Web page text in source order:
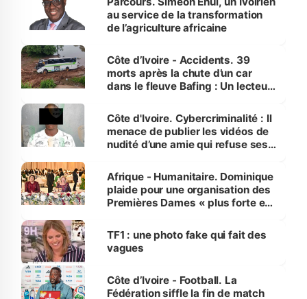
au service de la transformation
de l’agriculture africaine
Côte d’Ivoire - Accidents. 39
morts après la chute d’un car
dans le fleuve Bafing : Un lecteur
des Transports
Côte d'Ivoire. Cybercriminalité : Il
menace de publier les vidéos de
nudité d’une amie qui refuse ses
Afrique - Humanitaire. Dominique
plaide pour une organisation des
Premières Dames « plus forte et
sur la scène internationale »
TF1 : une photo fake qui fait des
vagues
Côte d’Ivoire - Football. La
Fédération siffle la fin de match